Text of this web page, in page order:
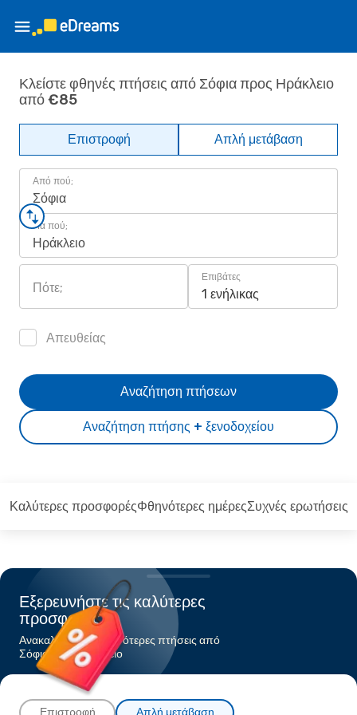
Κλείστε φθηνές πτήσεις από Σόφια προς Ηράκλειο
από €85
Επιστροφή Απλή μετάβαση
Από πού;
Σόφια
Για πού;
Ηράκλειο
Πότε;
Επιβάτες
1 ενήλικας
Απευθείας
Αναζήτηση πτήσης + ξενοδοχείου
Αναζήτηση πτήσεων
Καλύτερες προσφορέςΦθηνότερες ημέρεςΣυχνές ερωτήσεις
Εξερευνήστε τις καλύτερες
προσφορές
Ανακαλύψτε τις φθηνότερες πτήσεις από
Σόφιαπρος Ηράκλειο
Επιστροφή Απλή μετάβαση